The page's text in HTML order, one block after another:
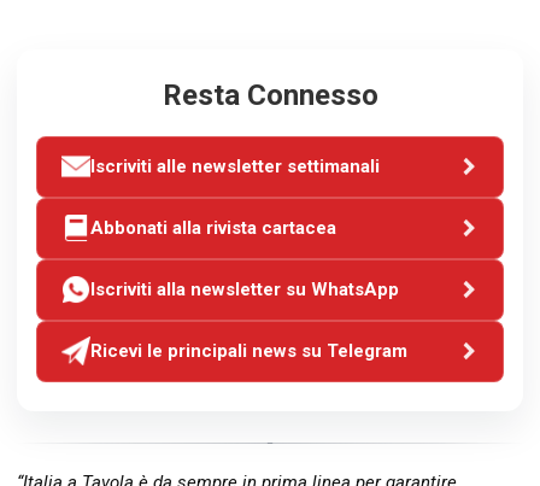
Resta Connesso
Iscriviti alle newsletter settimanali
Abbonati alla rivista cartacea
Iscriviti alla newsletter su WhatsApp
Ricevi le principali news su Telegram